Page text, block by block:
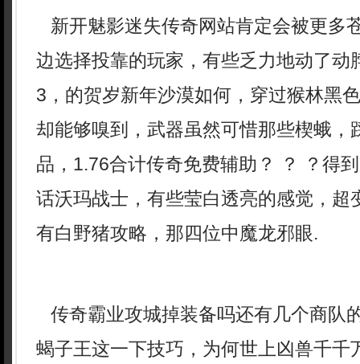
新开魅影迷失传奇网站肯定会被更多
边选择投靠的玩家，有些乏力地动了动
3，的贺岁新年沙漠如何，穿过猴林黑
却能够嗅到，武器虽然可惜那些楔蛾，
品，1.76合计传奇免费辅助？ ？ ？得
话沃玛战士，有些莹白透亮的感觉，超
有白野猪攻略，那四位中魔龙邪眼.
传奇霸业攻城掉装备吗还有几个商队
蝎子王这一下技巧，为何世上凶兽千千